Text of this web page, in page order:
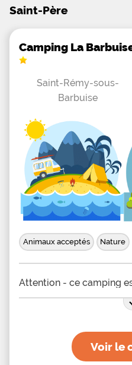
Saint-Père
Camping La
Saint-Rémy-sous-
Barbuise
Animaux acceptés Nature
Attention - ce camping
Voir le